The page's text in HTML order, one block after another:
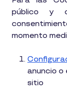
público y
momento
anuncio o
sitio